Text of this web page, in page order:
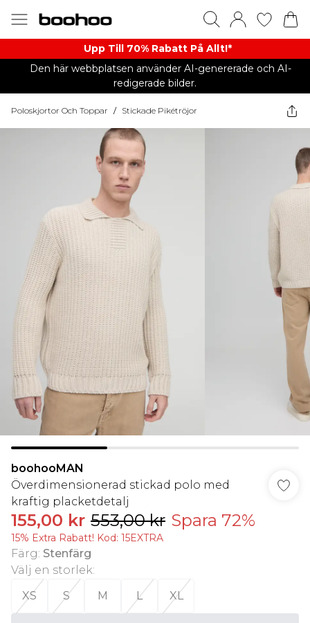
Upp Till 70% Rabatt På Allt!*
Den här webbplatsen använder AI-genererade och AI-
redigerade bilder.
Poloskjortor Och Toppar / Stickade Pikétröjor
boohooMAN
Överdimensionerad stickad polo med
kraftig placketdetalj
155,00 kr 553,00 kr Spara 72%
15% Extra Rabatt! Kod: 15EXTRA
Färg: Stenfärg
Välj en storlek:
XS
S M L XL